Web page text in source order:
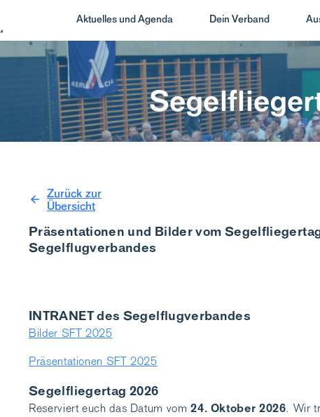
Aktuelles und Agenda Dein Verband
Zurück zur
Übersicht
Präsentationen und Bilder vom
Segelflugverbandes
INTRANET des Segelflugverbandes
Bilder SFT 2025
Präsentationen SFT 2025
Segelfliegertag 2026
Reserviert euch das Datum vom24. Oktober 2026. Wir